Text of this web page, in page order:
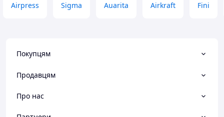
Airpress Sigma Auarita Airkraft Fini
Покупцям
Продавцям
Про нас